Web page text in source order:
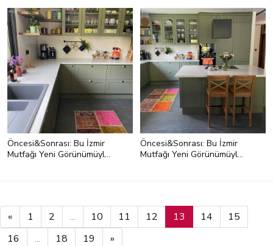
Öncesi&Sonrası: Bu İzmir
Mutfağı Yeni Görünümüyle
Öncesi&Sonrası: Bu İzmir
Mutfağı Yeni Görünümüyle
« 1 2 ... 10 11 12 13 14
15
16
... 18 19 »